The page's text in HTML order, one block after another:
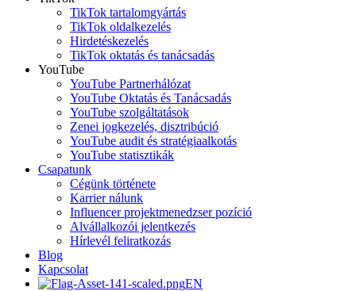
TikTok tartalomgyártás
TikTok oldalkezelés
Hirdetéskezelés
TikTok oktatás és tanácsadás
YouTube
YouTube Partnerhálózat
YouTube Oktatás és Tanácsadás
YouTube szolgáltatások
Zenei jogkezelés, disztribúció
YouTube audit és stratégiaalkotás
YouTube statisztikák
Csapatunk
Cégünk története
Karrier nálunk
Influencer projektmenedzser pozíció
Alvállalkozói jelentkezés
Hírlevél feliratkozás
Blog
Kapcsolat
EN